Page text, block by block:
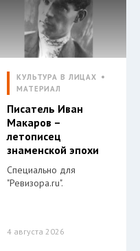
КУЛЬТУРА В ЛИЦАХ
МАТЕРИАЛ
Писатель Иван
Макаров –
летописец
знаменской эпохи
Специально для
"Ревизора.ru".
4 августа 2026